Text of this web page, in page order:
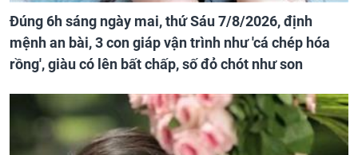
Đúng 6h sáng ngày mai, thứ Sáu 7/8/2026, định
mệnh an bài, 3 con giáp vận trình như 'cá chép hóa
rồng', giàu có lên bất chấp, số đỏ chót như son